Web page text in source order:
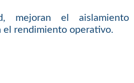
mejoran el aislamiento
el rendimiento operativo.